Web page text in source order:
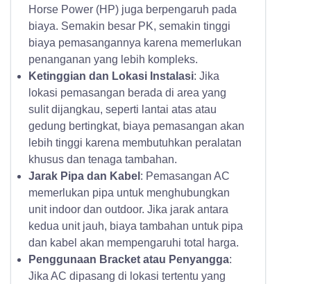
Horse Power (HP) juga berpengaruh pada
biaya. Semakin besar PK, semakin tinggi
biaya pemasangannya karena memerlukan
penanganan yang lebih kompleks.
Ketinggian dan Lokasi Instalasi: Jika
lokasi pemasangan berada di area yang
sulit dijangkau, seperti lantai atas atau
gedung bertingkat, biaya pemasangan akan
lebih tinggi karena membutuhkan peralatan
khusus dan tenaga tambahan.
Jarak Pipa dan Kabel : Pemasangan AC
memerlukan pipa untuk menghubungkan
unit indoor dan outdoor. Jika jarak antara
kedua unit jauh, biaya tambahan untuk pipa
dan kabel akan mempengaruhi total harga.
Penggunaan Bracket atau Penyangga:
Jika AC dipasang di lokasi tertentu yang